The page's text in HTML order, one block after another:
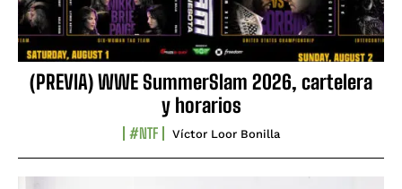
(PREVIA) WWE SummerSlam 2026, cartelera
y horarios
#NTF Víctor Loor Bonilla